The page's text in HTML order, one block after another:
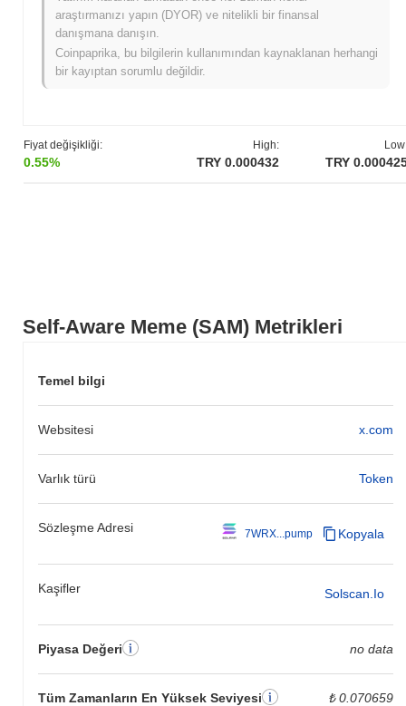
Self-Aware Meme (SAM) Metrikleri
Temel bilgi
Websitesi x.com
Varlık türü Token
Sözleşme Adresi 7WRX...pump Kopyala
Kaşifler Solscan.io
Piyasa Değeri no data
Tüm Zamanların En Yüksek Seviyesi
₺ 0.070659
Fiyat değişikliği:
0.55%
High:
TRY 0.000432 TRY
Self-Aware Meme, daha geniş kripto piyasasıyla
karşılaştırıldığında nasıl performans gösteriyor?
Son 7 günde Self-Aware Meme0.00%kazandı, genel kripto
piyasasından0.62%kazanç kaydeden daha düşük performans
gösterdi. Bu, daha geniş piyasa momentumuna göre SAM'ün fiyat
araştırmanızı yapın (DYOR) ve nitelikli bir finansal
danışmana danışın.
Coinpaprika, bu bilgilerin kullanımından kaynaklanan herhangi
bir kayıptan sorumlu değildir.